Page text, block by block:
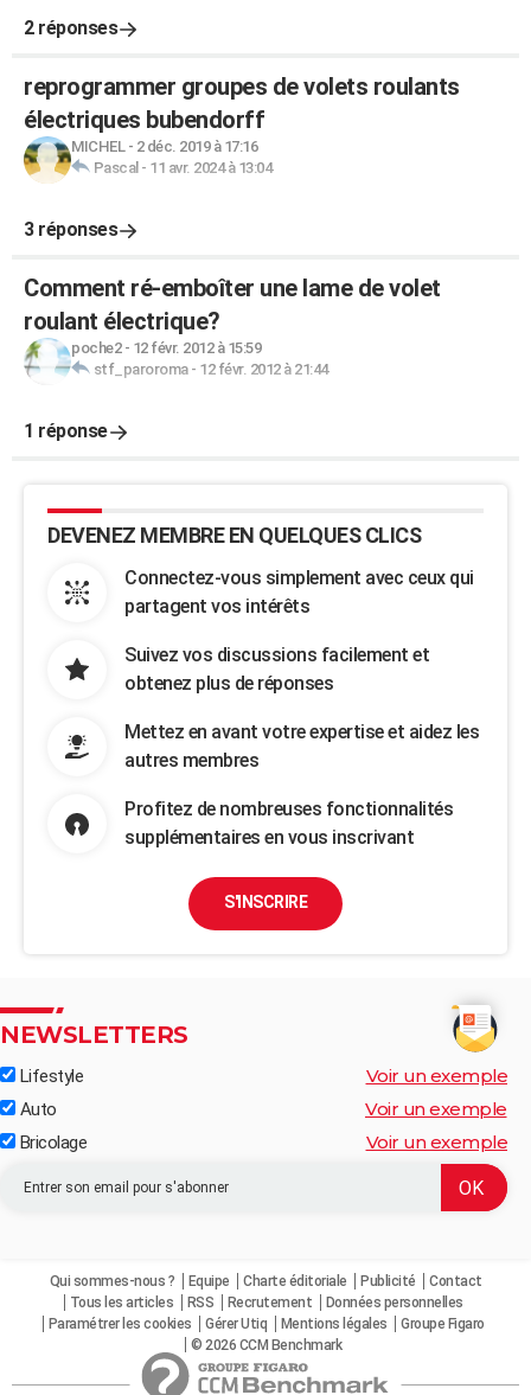
2 réponses
reprogrammer groupes de volets roulants
électriques bubendorff
MICHEL- 2 déc. 2019 à 17:16
Pascal - 11 avr. 2024 à 13:04
3 réponses
Comment ré-emboîter une lame de volet
roulant électrique?
poche2- 12 févr. 2012 à 15:59
stf_paroroma- 12 févr. 2012 à 21:44
1 réponse
DEVENEZ MEMBRE EN QUELQUES CLICS
Connectez-vous simplement avec ceux qui
partagent vos intérêts
Suivez vos discussions facilement et
obtenez plus de réponses
Mettez en avant votre expertise et aidez les
autres membres
Profitez de nombreuses fonctionnalités
supplémentaires en vous inscrivant
S'INSCRIRE
NEWSLETTERS
Lifestyle Voir un exemple
Auto Voir un exemple
Bricolage Voir un exemple
Qui sommes-nous ? Equipe Charte éditoriale Publicité
Contact
Tous les articles
RSS Recrutement
Données personnelles
Paramétrer les cookies
Gérer Utiq Mentions légales
Groupe Figaro
© 2026 CCM Benchmark